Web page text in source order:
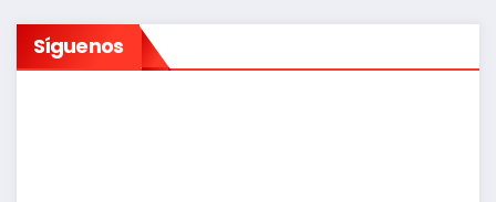
entradas
Síguenos